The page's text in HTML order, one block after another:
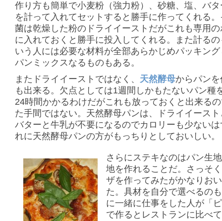
作り方も簡単で小麦粉（強力粉）、砂糖、塩、バ
を計って入れてセットすると勝手に作ってくれる
菌は乾燥した粉のドライイーストだがこれも専用
に入れておくと勝手に投入してくれる。また計る
いう人には必要な材料が全部あらかじめパッキン
パンミックスなるものもある。
またドライイーストではなく、 天然酵母からパン
も出来る。欠点としては1週間しかもたないパン種
24時間かかるわけだがこれも放っておくと出来る
た手間ではない。天然酵母パンは、ドライイース
バターと牛乳が不要になるのでカロリーも少ない
れに天然酵母パンの方がもっちりとしておいしい。
さらにステキなのはパン生
地を作れることだ。さっそ
ザを作ってみたがかなりお
た。具材を自分で選べるの
に一緒に仕事をした人が「
で作るとレストランに比べ